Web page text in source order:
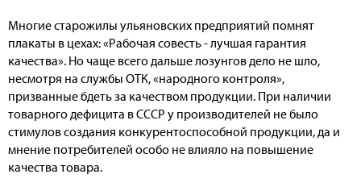
Многие старожилы ульяновских предприятий помнят
плакаты в цехах: «Рабочая совесть - лучшая гарантия
качества». Но чаще всего дальше лозунгов дело не шло,
несмотря на службы ОТК, «народного контроля»,
призванные бдеть за качеством продукции. При наличии
товарного дефицита в СССР у производителей не было
стимулов создания конкурентоспособной продукции, да и
мнение потребителей особо не влияло на повышение
качества товара.